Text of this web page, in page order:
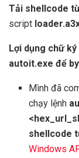
Tải shellcode
script
Lợi dụng chữ
autoit.exe để
Mình đã
chạy lệnh
shellcode
Windows